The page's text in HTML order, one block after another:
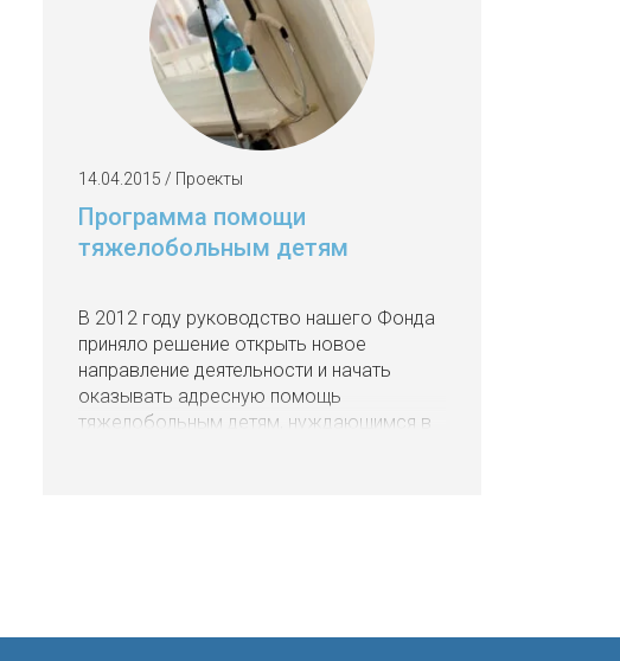
14.04.2015 / Проекты
Программа помощи
тяжелобольным детям
В 2012 году руководство нашего Фонда
приняло решение открыть новое
направление деятельности и начать
оказывать адресную помощь
тяжелобольным детям, нуждающимся в